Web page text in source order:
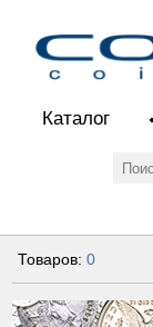
Каталог
Товаров:0